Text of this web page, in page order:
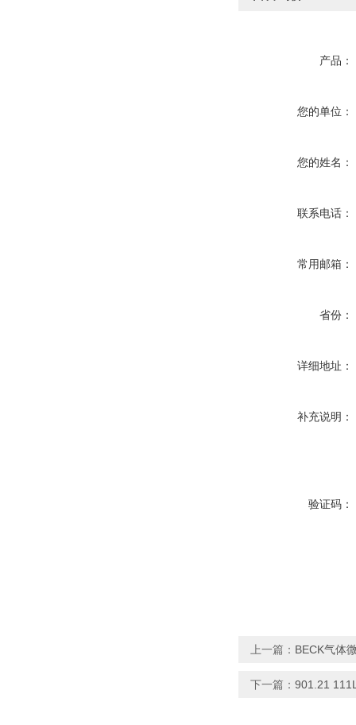
产品：
您的单位：
您的姓名：
联系电话：
常用邮箱：
省份：
详细地址：
补充说明：
验证码：
上一篇： BECK气体
下一篇： 901.21